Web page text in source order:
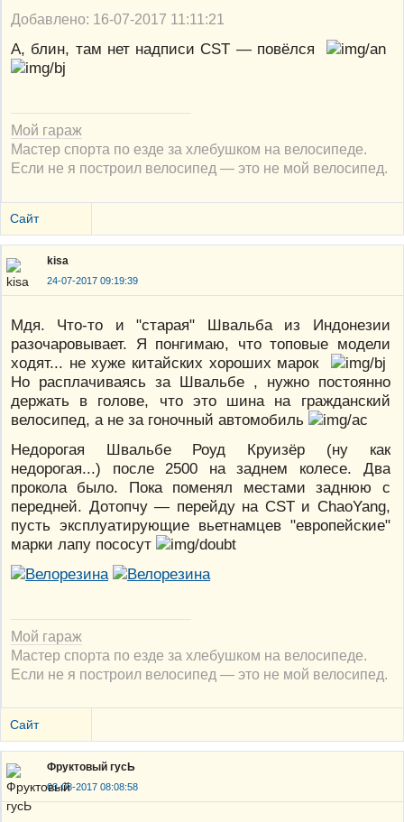
Добавлено: 16-07-2017 11:11:21
А, блин, там нет надписи CST — повёлся
Мой гараж
Мастер спорта по езде за хлебушком на велосипеде.
Если не я построил велосипед — это не мой велосипед.
Сайт
kisa
24-07-2017 09:19:39
Мдя. Что-то и "старая" Швальба из Индонезии
разочаровывает. Я понгимаю, что топовые модели
ходят... не хуже китайских хороших марок
Но расплачиваясь за Швальбе , нужно постоянно
держать в голове, что это шина на гражданский
велосипед, а не за гоночный автомобиль
Недорогая Швальбе Роуд Круизёр (ну как
недорогая...) после 2500 на заднем колесе. Два
прокола было. Пока поменял местами заднюю с
передней. Дотопчу — перейду на CST и ChaoYang,
пусть эксплуатирующие вьетнамцев "европейские"
марки лапу пососут
Мой гараж
Мастер спорта по езде за хлебушком на велосипеде.
Если не я построил велосипед — это не мой велосипед.
Сайт
Фруктовый гусЬ
03-08-2017 08:08:58